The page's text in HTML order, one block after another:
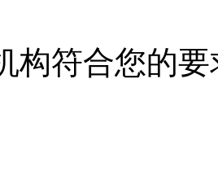
构符合您的要